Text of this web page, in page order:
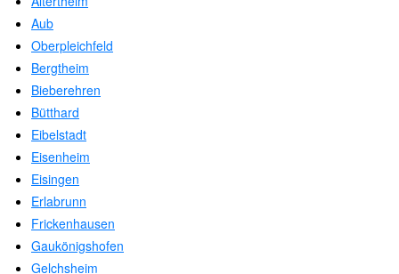
Aub
Oberpleichfeld
Bergtheim
Bieberehren
Bütthard
Eibelstadt
Eisenheim
Eisingen
Erlabrunn
Frickenhausen
Gaukönigshofen
Gelchsheim